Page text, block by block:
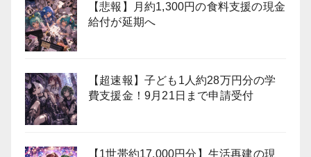
【悲報】月約1,300円の食料支援の現金
給付が延期へ
【超速報】子ども1人約28万円分の学
費支援金！9月21日まで申請受付
【1世帯約17,000円分】生活再建の現